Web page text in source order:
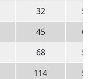
32
520
45
640
68
520
114 520